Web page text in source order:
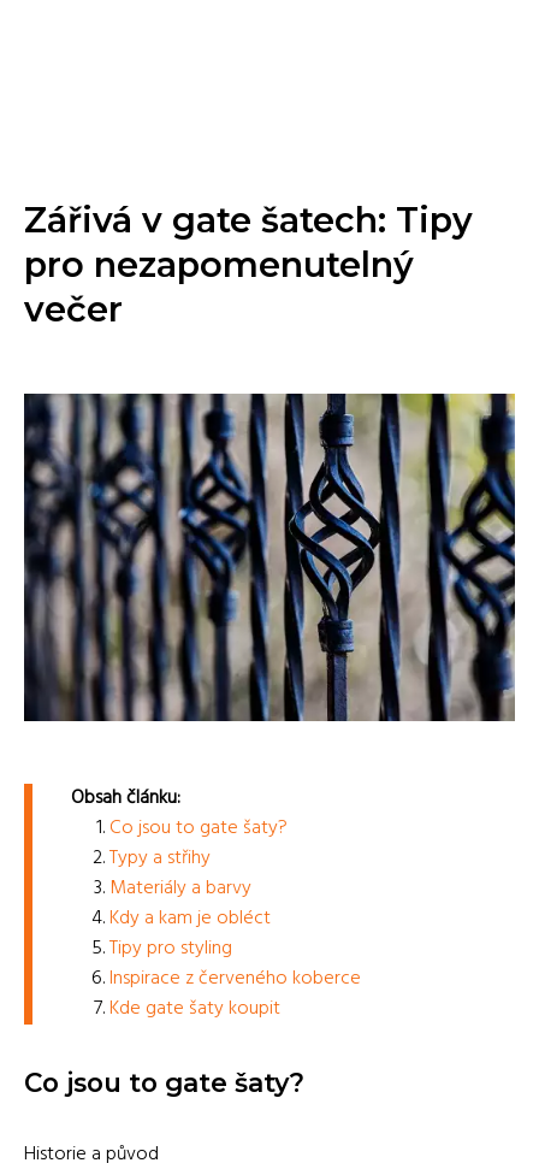
Zářivá v gate šatech: Tipy
pro nezapomenutelný
večer
Obsah článku:
Co jsou to gate šaty?
Typy a střihy
Materiály a barvy
Kdy a kam je obléct
Tipy pro styling
Inspirace z červeného koberce
Kde gate šaty koupit
Co jsou to gate šaty?
Historie a původ